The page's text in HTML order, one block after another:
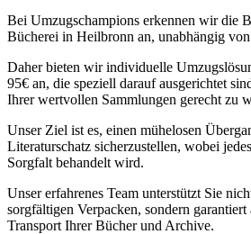
Bei Umzugschampions erkennen wir die
Bücherei in Heilbronn an, unabhängig
Daher bieten wir individuelle
95€ an, die speziell darauf ausgerichtet
Ihrer wertvollen Sammlungen gerecht zu
Unser Ziel ist es, einen mühelosen
Literaturschatz sicherzustellen, wobei
Sorgfalt behandelt wird.
Unser erfahrenes Team unterstützt Sie
sorgfältigen Verpacken, sondern garantiert
Transport Ihrer Bücher und Archive.